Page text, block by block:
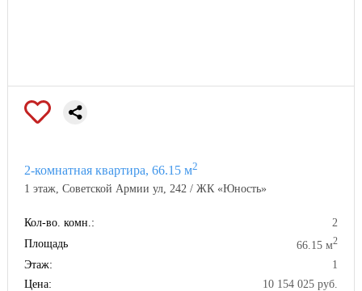
2-комнатная квартира, 66.15 м2
1 этаж, Советской Армии ул, 242 / ЖК «Юность»
Кол-во. комн.:
2
Площадь
66.15 м2
Этаж:
1
Цена:
10 154 025 руб.